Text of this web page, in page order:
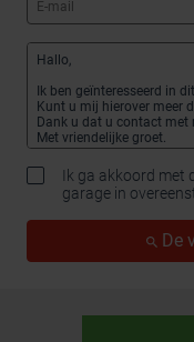
Ik ga akkoord met
garage in
De